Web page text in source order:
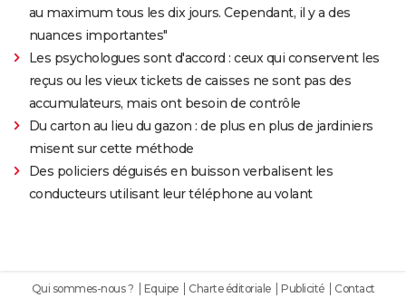
au maximum tous les dix jours. Cependant, il y a des
nuances importantes"
Les psychologues sont d'accord : ceux qui conservent les
reçus ou les vieux tickets de caisses ne sont pas des
accumulateurs, mais ont besoin de contrôle
Du carton au lieu du gazon : de plus en plus de jardiniers
misent sur cette méthode
Des policiers déguisés en buisson verbalisent les
conducteurs utilisant leur téléphone au volant
Qui sommes-nous ? Equipe Charte éditoriale Publicité Contact